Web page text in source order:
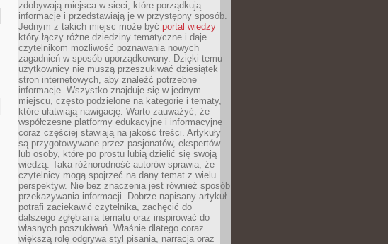
zdobywają miejsca w sieci, które porządkują
informacje i przedstawiają je w przystępny sposób.
Jednym z takich miejsc może być portal wiedzy
który łączy różne dziedziny tematyczne i daje
czytelnikom możliwość poznawania nowych
zagadnień w sposób uporządkowany. Dzięki temu
użytkownicy nie muszą przeszukiwać dziesiątek
stron internetowych, aby znaleźć potrzebne
informacje. Wszystko znajduje się w jednym
miejscu, często podzielone na kategorie i tematy,
które ułatwiają nawigację. Warto zauważyć, że
współczesne platformy edukacyjne i informacyjne
coraz częściej stawiają na jakość treści. Artykuły
są przygotowywane przez pasjonatów, ekspertów
lub osoby, które po prostu lubią dzielić się swoją
wiedzą. Taka różnorodność autorów sprawia, że
czytelnicy mogą spojrzeć na dany temat z wielu
perspektyw. Nie bez znaczenia jest również sposób
przekazywania informacji. Dobrze napisany artykuł
potrafi zaciekawić czytelnika, zachęcić do
dalszego zgłębiania tematu oraz inspirować do
własnych poszukiwań. Właśnie dlatego coraz
większą rolę odgrywa styl pisania, narracja oraz